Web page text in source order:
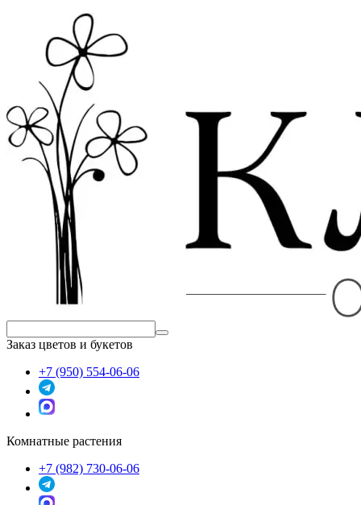
Заказ цветов и букетов
+7 (950) 554-06-06
Комнатные растения
+7 (982) 730-06-06